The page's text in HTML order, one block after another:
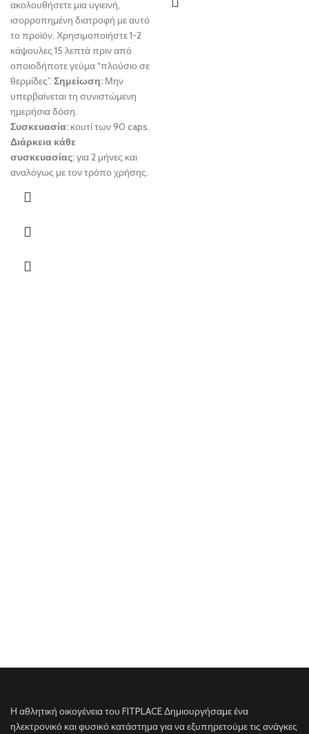
ακολουθήσετε μια υγιεινή,
ισορροπημένη διατροφή με αυτό
το προϊόν. Χρησιμοποιήστε 1-2
κάψουλες 15 λεπτά πριν από
οποιοδήποτε γεύμα “πλούσιο σε
θερμίδες”. Σημείωση: Μην
υπερβαίνεται τη συνιστώμενη
ημερήσια δόση.
Συσκευασία: κουτί των 90 caps.
Διάρκεια κάθε
συσκευασίας:για 2 μήνες και
αναλόγως με τον τρόπο χρήσης.
Η αθλητική οικογένεια του FITPLACE Δημιουργήσαμε ένα
ηλεκτρονικό και φυσικό κατάστημα για να εξυπηρετούμε τις ανάγκες